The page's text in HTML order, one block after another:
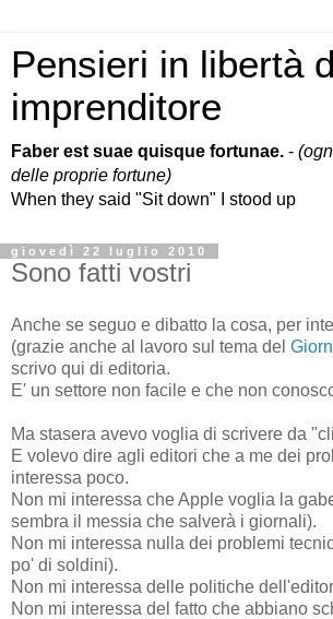
Pensieri in libertà
imprenditore
Faber est suae quisque fortunae. -
delle proprie fortune)
When they said "Sit down" I stood up
giovedì 22 luglio 2010
Sono fatti vostri
Anche se seguo e dibatto la cosa, per
(grazie anche al lavoro sul tema del
scrivo qui di editoria.
E' un settore non facile e che non
Ma stasera avevo voglia di scrivere da
E volevo dire agli editori che a me dei
interessa poco.
Non mi interessa che Apple voglia la
sembra il messia che salverà i giornali).
Non mi interessa nulla dei problemi
po' di soldini).
Non mi interessa delle politiche
Non mi interessa del fatto che abbiano